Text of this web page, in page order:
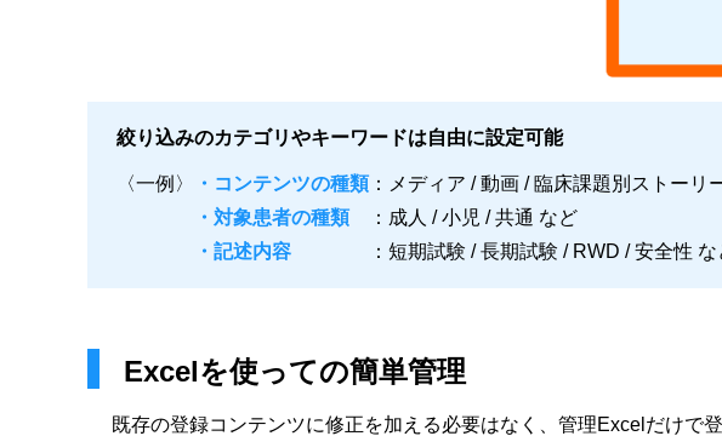
絞り込みのカテゴリやキーワードは自由に設定可能
〈一例〉 コンテンツの種類
メディア / 動画 / 臨床課題別ストーリ
対象患者の種類
成人 / 小児 / 共通 など
記述内容
短期試験 / 長期試験 / RWD / 安全性 な
Excelを使っての簡単管理
既存の登録コンテンツに修正を加える必要はなく、管理Excelだけで